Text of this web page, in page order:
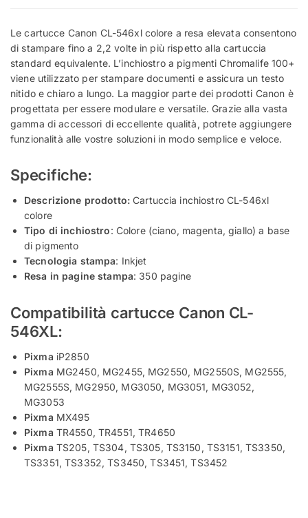
Le cartucce Canon CL-546xl colore a resa elevata consentono
di stampare fino a 2,2 volte in più rispetto alla cartuccia
standard equivalente. L’inchiostro a pigmenti Chromalife 100+
viene utilizzato per stampare documenti e assicura un testo
nitido e chiaro a lungo. La maggior parte dei prodotti Canon è
progettata per essere modulare e versatile. Grazie alla vasta
gamma di accessori di eccellente qualità, potrete aggiungere
funzionalità alle vostre soluzioni in modo semplice e veloce.
Specifiche:
Descrizione prodotto:Cartuccia inchiostro CL-546xl
colore
Tipo di inchiostro: Colore (ciano, magenta, giallo) a base
di pigmento
Tecnologia stampa: Inkjet
Resa in pagine stampa: 350 pagine
Compatibilità cartucce Canon CL-
546XL:
Pixma iP2850
Pixma MG2450, MG2455, MG2550, MG2550S, MG2555,
MG2555S, MG2950, MG3050, MG3051, MG3052,
MG3053
Pixma MX495
Pixma TR4550, TR4551, TR4650
Pixma TS205, TS304, TS305, TS3150, TS3151, TS3350,
TS3351, TS3352, TS3450, TS3451, TS3452